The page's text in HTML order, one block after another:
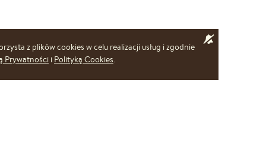
z plików cookies w celu realizacji usług i zgodnie
Prywatności i Polityką Cookies.